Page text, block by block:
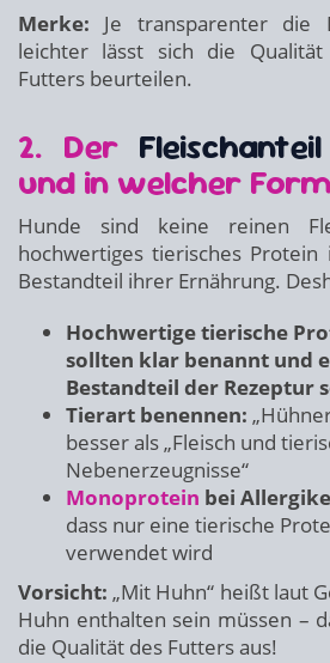
Merke: Je transparenter die
leichter lässt sich die
Futters beurteilen.
2. Der Fleischanteil
und in welcher
Hunde sind keine reinen
hochwertiges tierisches
Bestandteil ihrer Ernährung.
Hochwertige tierische
sollten klar benannt und
Bestandteil der Rezeptur
Tierart benennen:
besser als „Fleisch und
Nebenerzeugnisse“
Monoprotein bei
dass nur eine tierische
verwendet wird
Vorsicht: „Mit Huhn“ heißt laut
Huhn enthalten sein müssen –
die Qualität des Futters aus!